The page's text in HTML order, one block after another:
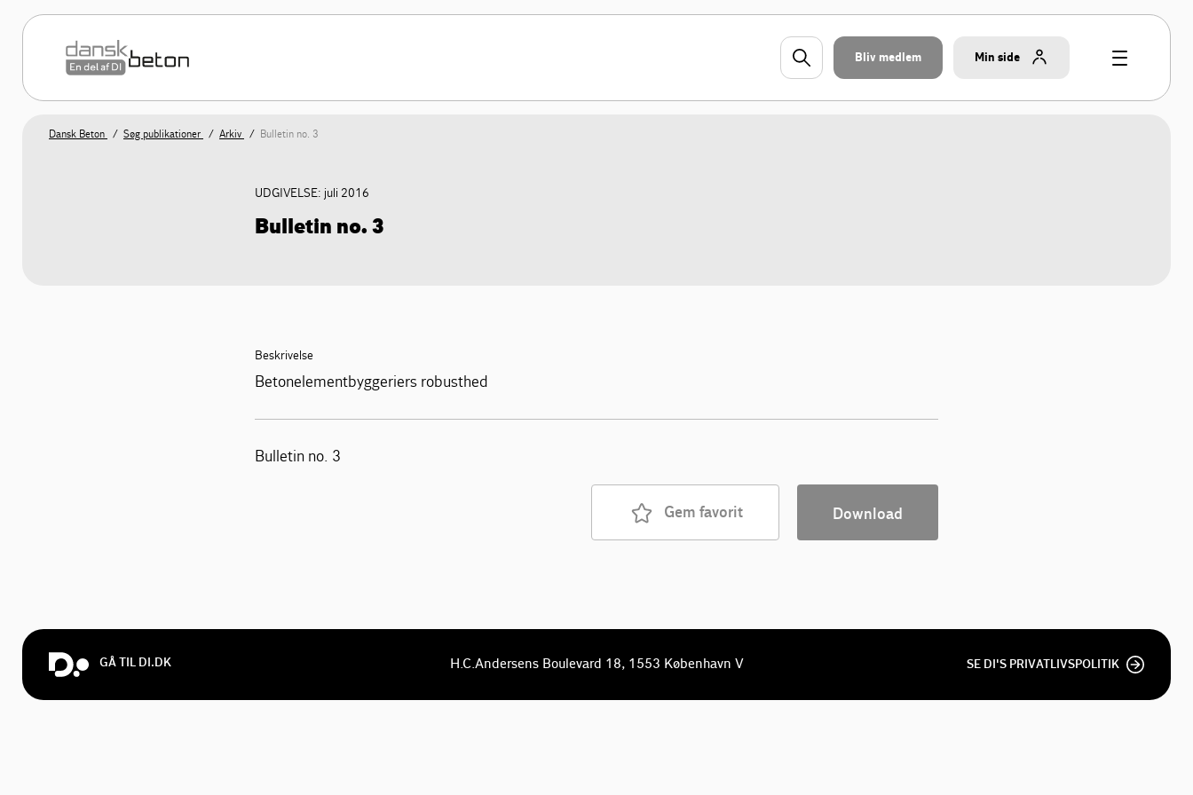
Bliv medlem Min side
Dansk Beton Søg publikationer Arkiv Bulletin no. 3
UDGIVELSE: juli 2016
Bulletin no. 3
Beskrivelse
Betonelementbyggeriers robusthed
Bulletin no. 3
Gem favorit Download
GÅ TIL DI.DK H.C.Andersens Boulevard 18, 1553 København V SE DI'S PRIVATLIVSPOLITIK